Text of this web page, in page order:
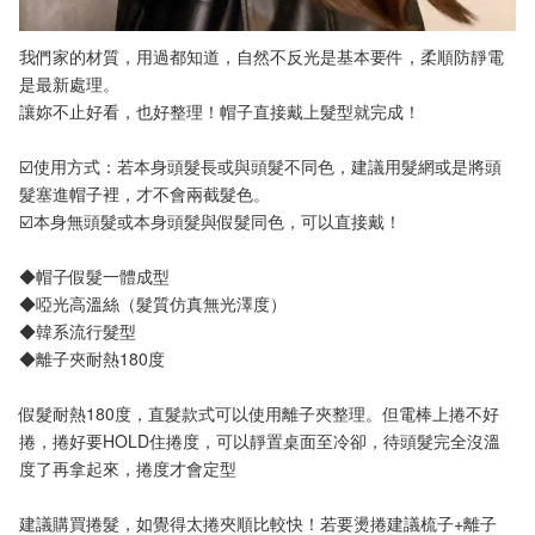
我們家的材質，用過都知道，自然不反光是基本要件，柔順防靜電
是最新處理。
讓妳不止好看，也好整理！帽子直接戴上髮型就完成！
☑️使用方式：若本身頭髮長或與頭髮不同色，建議用髮網或是將頭
髮塞進帽子裡，才不會兩截髮色。
☑️本身無頭髮或本身頭髮與假髮同色，可以直接戴！
◆帽子假髮一體成型
◆啞光高溫絲（髮質仿真無光澤度）
◆韓系流行髮型
◆離子夾耐熱180度
假髮耐熱180度，直髮款式可以使用離子夾整理。但電棒上捲不好
捲，捲好要HOLD住捲度，可以靜置桌面至冷卻，待頭髮完全沒溫
度了再拿起來，捲度才會定型
建議購買捲髮，如覺得太捲夾順比較快！若要燙捲建議梳子+離子